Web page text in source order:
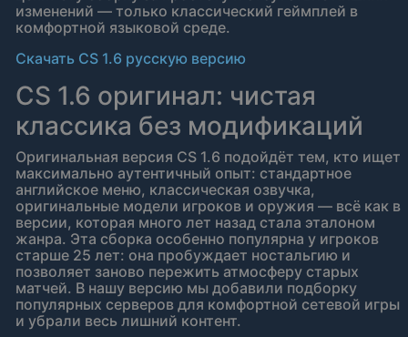
изменений — только классический геймплей в
комфортной языковой среде.
Скачать CS 1.6 русскую версию
CS 1.6 оригинал: чистая
классика без модификаций
Оригинальная версия CS 1.6 подойдёт тем, кто ищет
максимально аутентичный опыт: стандартное
английское меню, классическая озвучка,
оригинальные модели игроков и оружия — всё как в
версии, которая много лет назад стала эталоном
жанра. Эта сборка особенно популярна у игроков
старше 25 лет: она пробуждает ностальгию и
позволяет заново пережить атмосферу старых
матчей. В нашу версию мы добавили подборку
популярных серверов для комфортной сетевой игры
и убрали весь лишний контент.